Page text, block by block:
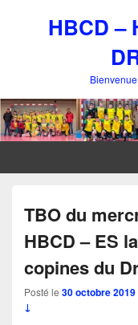
HBCD –
TBO du
HBCD – ES
copines du
Posté le 30 octobre 2019
↓